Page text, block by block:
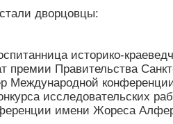
дворцовцы:
историко-
премии Правительства
Международной
исследовательских
имени Жореса